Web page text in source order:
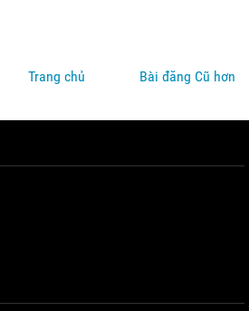
Bài đăng Cũ hơn
Trang chủ